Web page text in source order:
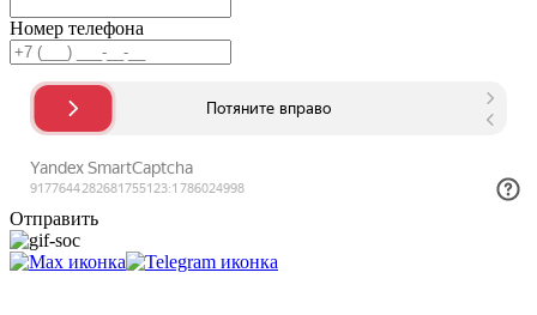
Номер телефона
Отправить